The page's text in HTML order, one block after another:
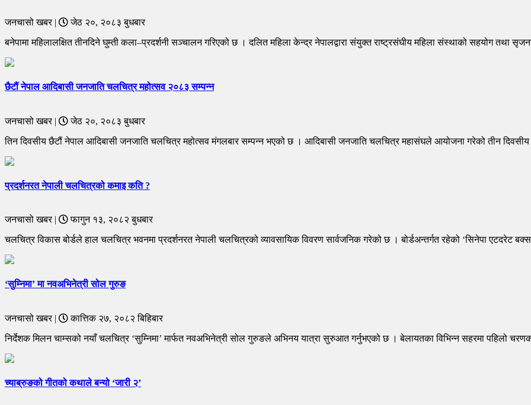
जनचासो खबर |
जेठ २०, २०८३ बुधबार
बनेपामा महिलालक्षित तीनदिने घुम्ती कला–प्रदर्शनी सञ्चालन गरिएको छ । दलित महिला केन्द्र नेपालद्वारा संयुक्त राष्ट्रसंघीय महिला संस्थाको सहयोग तथा
छैटौं नेपाल आदिबासी जनजाति चलचित्र महोत्सव २०८३ सम्पन्न
जनचासो खबर |
जेठ २०, २०८३ बुधबार
तिन दिवसीय छैटौं नेपाल आदिबासी जनजाति चलचित्र महोत्सव मंगलबार सम्पन्न भएको छ । आदिबासी जनजाति चलचित्र महासंघले आयोजना गरेको तीन
प्रदर्शनरत नेपाली चलचित्रको कमाइ कति ?
जनचासो खबर |
फागुन १३, २०८२ बुधबार
चलचित्र विकास बोर्डले हाल चलचित्र भवनमा प्रदर्शनरत नेपाली चलचित्रको व्यावसायिक विवरण सार्वजनिक गरेको छ । बोर्डअन्तर्गत रहेको ‘सिनेपा एटदरेट
‘सुम्निमा’ मा नवअभिनेत्री सोल गुरुङ
जनचासो खबर |
कात्तिक २७, २०८२ बिहिबार
निर्देशक मिलन चाम्सको नयाँ चलचित्र ‘सुम्निमा’ मार्फत नवअभिनेत्री सोल गुरुङले अभिनय यात्रा सुरुआत गर्नुभएको छ । बेलायतका विभिन्न सहरमा पहिलो
च्याब्रुङको गीतको कथाले बन्यो ‘जारी २’